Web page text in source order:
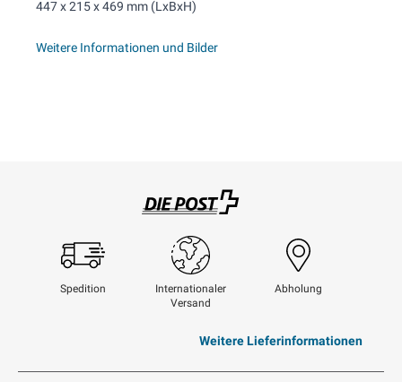
447 x 215 x 469 mm (LxBxH)
Weitere Informationen und Bilder
Swisspost
Spedition
Internationaler
Versand
Abholung
Weitere Lieferinformationen